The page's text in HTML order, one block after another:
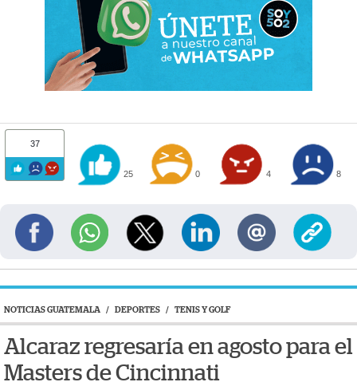
37
25 0 4 8
NOTICIAS GUATEMALA / DEPORTES / TENIS Y GOLF
Alcaraz regresaría en agosto para el
Masters de Cincinnati